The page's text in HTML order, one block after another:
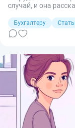
случай, и она
оплаты не
Бухгалтеру